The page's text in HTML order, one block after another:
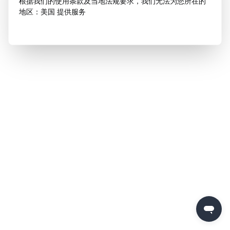
地区：美国 提供服务